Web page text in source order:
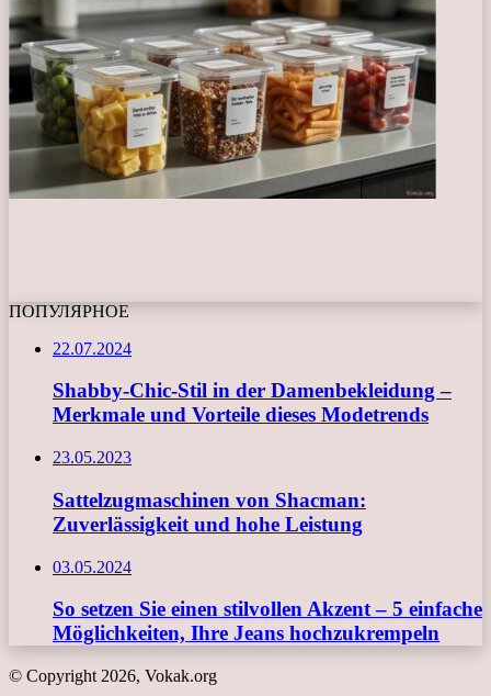
ПОПУЛЯРНОЕ
22.07.2024
Shabby-Chic-Stil in der Damenbekleidung –
Merkmale und Vorteile dieses Modetrends
23.05.2023
Sattelzugmaschinen von Shacman:
Zuverlässigkeit und hohe Leistung
03.05.2024
So setzen Sie einen stilvollen Akzent – 5 einfache
Möglichkeiten, Ihre Jeans hochzukrempeln
© Copyright 2026, Vokak.org